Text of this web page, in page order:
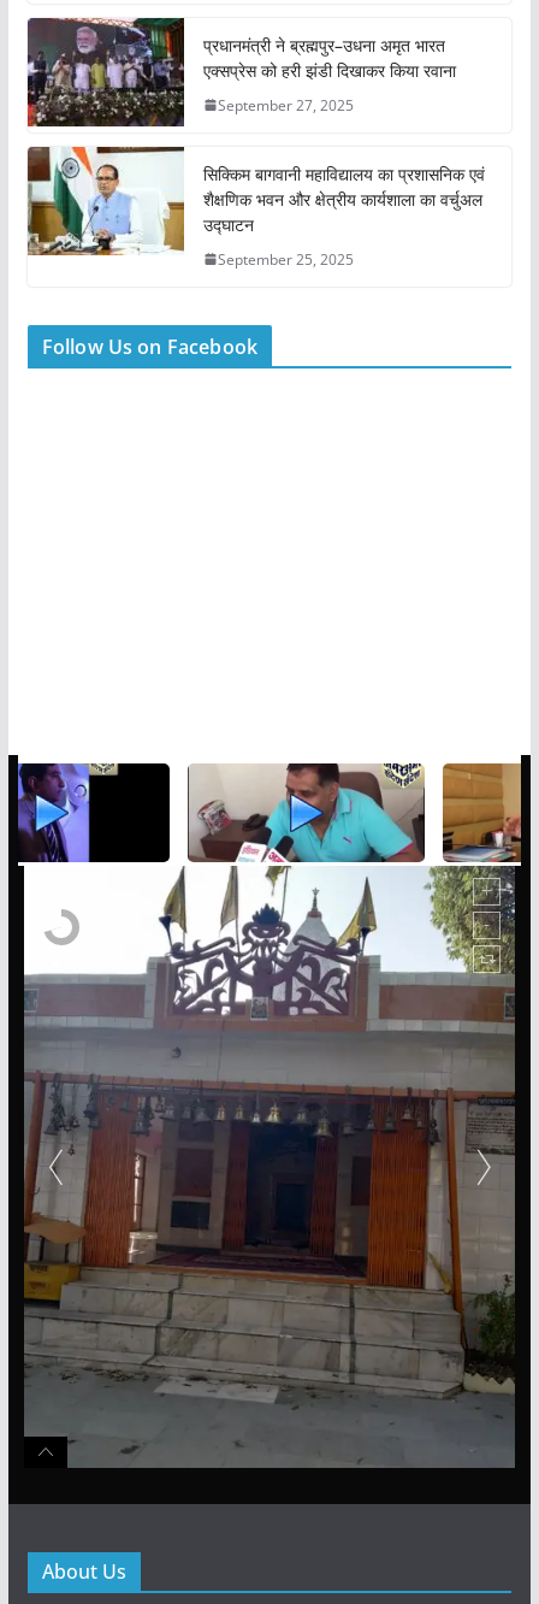
प्रधानमंत्री ने ब्रह्मपुर–उधना अमृत भारत
एक्सप्रेस को हरी झंडी दिखाकर किया रवाना
September 27, 2025
सिक्किम बागवानी महाविद्यालय का प्रशासनिक एवं
शैक्षणिक भवन और क्षेत्रीय कार्यशाला का वर्चुअल
उद्घाटन
September 25, 2025
Follow Us on Facebook
About Us